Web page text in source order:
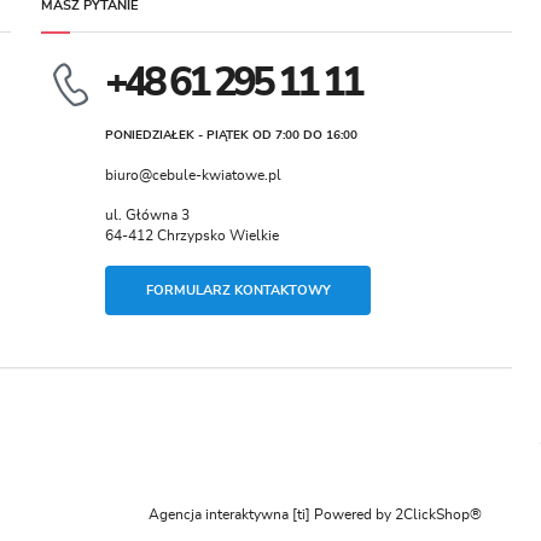
MASZ PYTANIE
+48 61 295 11 11
PONIEDZIAŁEK - PIĄTEK OD 7:00 DO 16:00
biuro@cebule-kwiatowe.pl
ul. Główna 3
64-412 Chrzypsko Wielkie
FORMULARZ KONTAKTOWY
Agencja interaktywna [ti] Powered by 2ClickShop®